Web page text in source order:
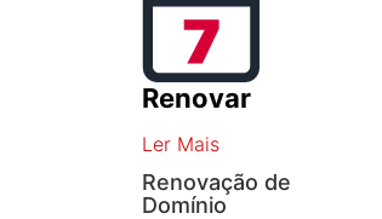
Renovar
Ler Mais
Renovação de
Domínio